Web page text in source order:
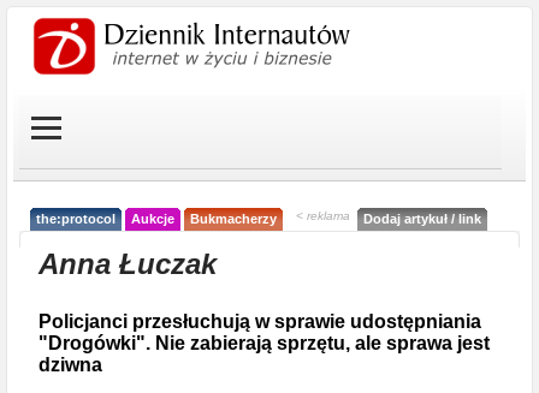
the:protocol Aukcje Bukmacherzy < reklama Dodaj artykuł / link
Anna Łuczak
Policjanci przesłuchują w sprawie udostępniania
"Drogówki". Nie zabierają sprzętu, ale sprawa jest
dziwna